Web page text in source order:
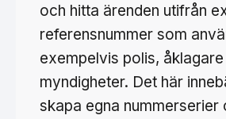
och hitta ärenden utifrån
referensnummer som
exempelvis polis,
myndigheter. Det här
skapa egna nummerserier